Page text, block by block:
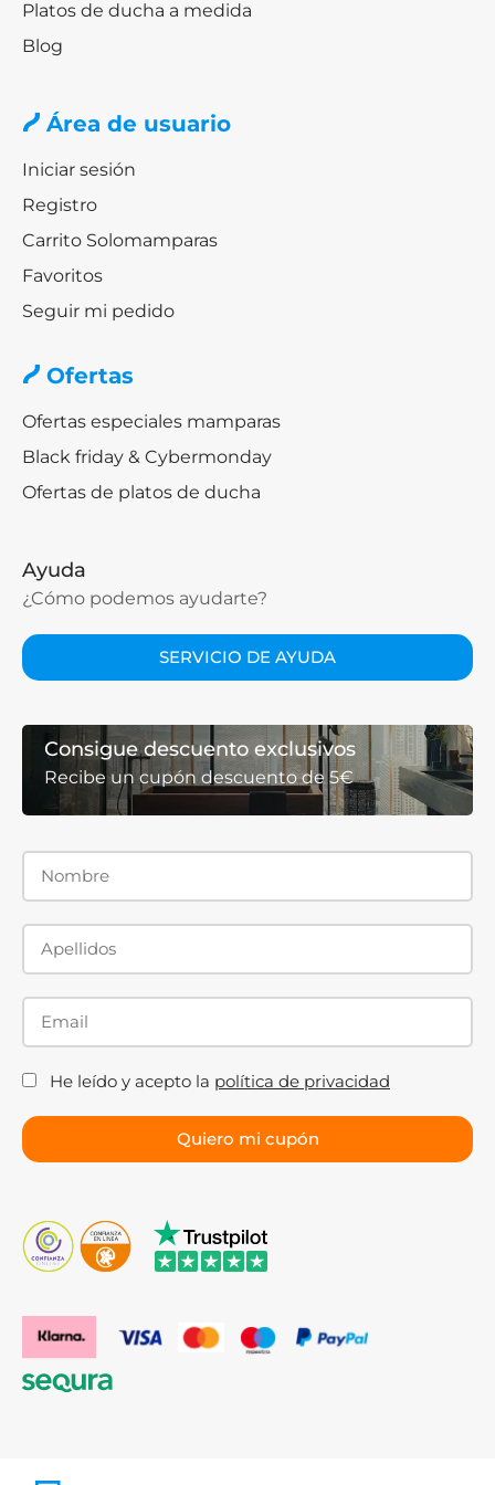
Platos de ducha a medida
Blog
Área de usuario
Iniciar sesión
Registro
Carrito Solomamparas
Favoritos
Seguir mi pedido
Ofertas
Ofertas especiales mamparas
Black friday & Cybermonday
Ofertas de platos de ducha
Ayuda
¿Cómo podemos ayudarte?
SERVICIO DE AYUDA
Consigue descuento exclusivos
Recibe un cupón descuento de 5€
He leído y acepto la política de privacidad